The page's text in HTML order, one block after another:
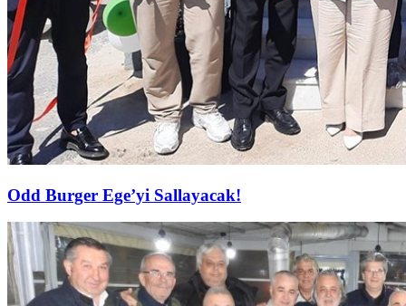
Odd Burger Ege’yi Sallayacak!